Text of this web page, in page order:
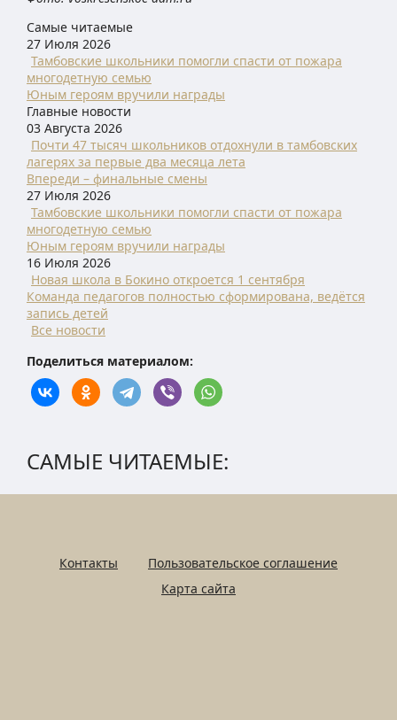
Самые читаемые
27 Июля 2026
Тамбовские школьники помогли спасти от пожара
многодетную семью
Юным героям вручили награды
Главные новости
03 Августа 2026
Почти 47 тысяч школьников отдохнули в тамбовских
лагерях за первые два месяца лета
Впереди – финальные смены
27 Июля 2026
Тамбовские школьники помогли спасти от пожара
многодетную семью
Юным героям вручили награды
16 Июля 2026
Новая школа в Бокино откроется 1 сентября
Команда педагогов полностью сформирована, ведётся
запись детей
Все новости
Поделиться материалом:
САМЫЕ ЧИТАЕМЫЕ:
Контакты
Пользовательское соглашение
Карта сайта